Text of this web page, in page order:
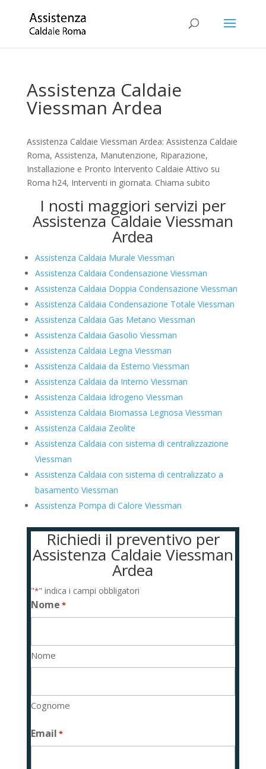
Assistenza Caldaie
Viessman Ardea
Assistenza Caldaie Viessman Ardea: Assistenza Caldaie
Roma, Assistenza, Manutenzione, Riparazione,
Installazione e Pronto Intervento Caldaie Attivo su
Roma h24, Interventi in giornata. Chiama subito
I nosti maggiori servizi per
Assistenza Caldaie Viessman
Ardea
Assistenza Caldaia Murale Viessman
Assistenza Caldaia Condensazione Viessman
Assistenza Caldaia Doppia Condensazione Viessman
Assistenza Caldaia Condensazione Totale Viessman
Assistenza Caldaia Gas Metano Viessman
Assistenza Caldaia Gasolio Viessman
Assistenza Caldaia Legna Viessman
Assistenza Caldaia da Esterno Viessman
Assistenza Caldaia da Interno Viessman
Assistenza Caldaia Idrogeno Viessman
Assistenza Caldaia Biomassa Legnosa Viessman
Assistenza Caldaia Zeolite
Assistenza Caldaia con sistema di centralizzazione
Viessman
Assistenza Caldaia con sistema di centralizzato a
basamento Viessman
Assistenza Pompa di Calore Viessman
Richiedi il preventivo per
Assistenza Caldaie Viessman
Ardea
"*" indica i campi obbligatori
Nome *
Nome
Cognome
Email *